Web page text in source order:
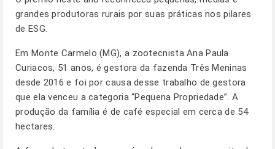
grandes produtoras rurais por suas práticas nos pilares
de ESG.
Em Monte Carmelo (MG), a zootecnista Ana Paula
Curiacos, 51 anos, é gestora da fazenda Três Meninas
desde 2016 e foi por causa desse trabalho de gestora
que ela venceu a categoria “Pequena Propriedade”. A
produção da família é de café especial em cerca de 54
hectares.